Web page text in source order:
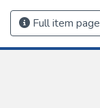
Full item page